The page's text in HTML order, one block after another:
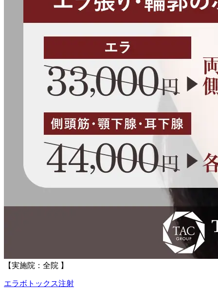
【実施院：全院 】
エラボトックス注射